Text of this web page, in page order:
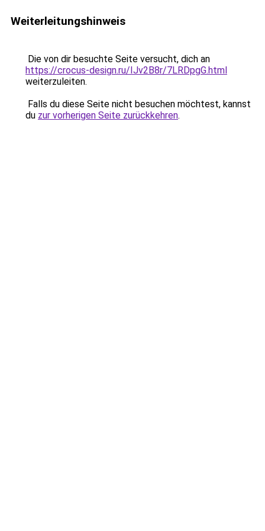
Weiterleitungshinweis
Die von dir besuchte Seite versucht, dich an
https://crocus-design.ru/IJv2B8r/7LRDpgG.html
weiterzuleiten.
Falls du diese Seite nicht besuchen möchtest, kannst
du zur vorherigen Seite zurückkehren.